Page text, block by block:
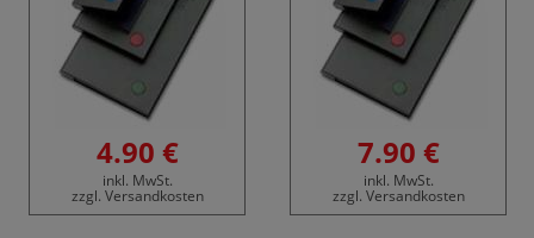
4.90 €
inkl. MwSt.
zzgl. Versandkosten
7.90 €
inkl. MwSt.
zzgl. Versandkosten